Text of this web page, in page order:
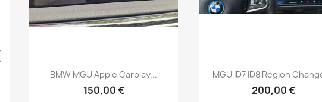
Anteprima
BMW MGU Apple Carplay...
150,00 €
Anteprima
MGU ID7 ID8 Region
200,00 €